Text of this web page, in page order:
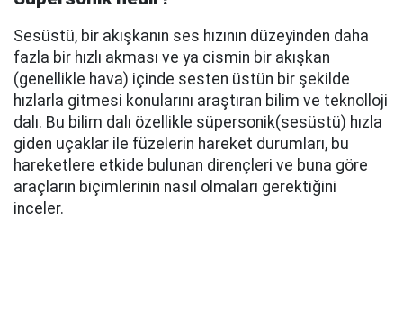
Sesüstü, bir akışkanın ses hızının düzeyinden daha
fazla bir hızlı akması ve ya cismin bir akışkan
(genellikle hava) içinde sesten üstün bir şekilde
hızlarla gitmesi konularını araştıran bilim ve teknolloji
dalı. Bu bilim dalı özellikle süpersonik(sesüstü) hızla
giden uçaklar ile füzelerin hareket durumları, bu
hareketlere etkide bulunan dirençleri ve buna göre
araçların biçimlerinin nasıl olmaları gerektiğini
inceler.